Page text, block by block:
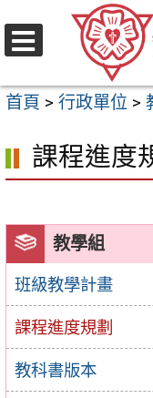
至
要
容
首頁 > 行政單位 >
教學組
班級教學計畫
課程進度規劃
教科書版本
課程進度
選
單